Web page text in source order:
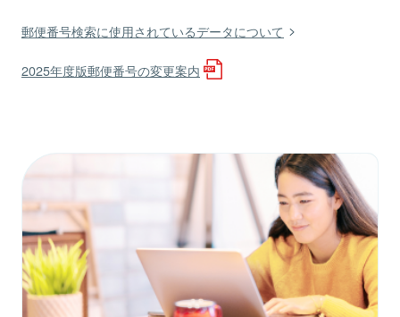
郵便番号検索に使用されているデータについて
2025年度版郵便番号の変更案内